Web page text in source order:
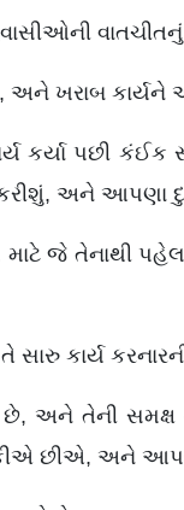
કાર્યને એક
પછી કંઈક
અને આપણા દુષ્ટ
તેનાથી પહેલા
તે સારુ કાર્ય
તેની સમક્ષ
છીએ, અને આપણે